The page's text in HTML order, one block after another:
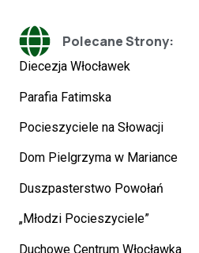
Polecane Strony:
Diecezja Włocławek
Parafia Fatimska
Pocieszyciele na Słowacji
Dom Pielgrzyma w Mariance
Duszpasterstwo Powołań
„Młodzi Pocieszyciele”
Duchowe Centrum Włocławka